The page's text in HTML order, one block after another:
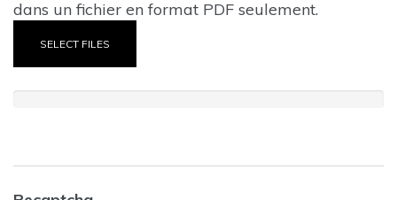
SELECT FILES
dans un fichier en format PDF seulement.